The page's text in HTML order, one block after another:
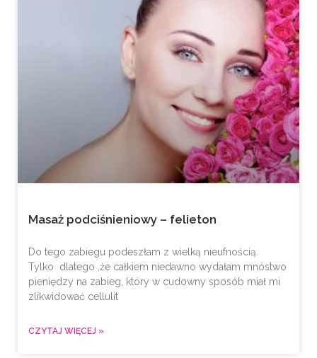
Masaż podciśnieniowy – felieton
Do tego zabiegu podeszłam z wielką nieufnością.
Tylko dlatego ,że całkiem niedawno wydałam mnóstwo
pieniędzy na zabieg, który w cudowny sposób miał mi
zlikwidować cellulit
CZYTAJ WIĘCEJ »